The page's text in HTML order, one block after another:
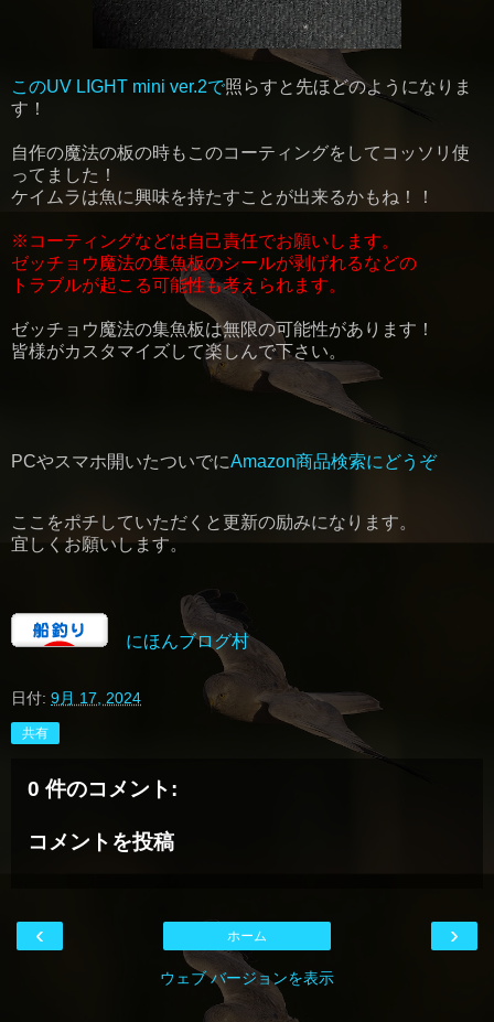
このUV LIGHT mini ver.2で照らすと先ほどのようになりま
す！
自作の魔法の板の時もこのコーティングをしてコッソリ使
ってました！
ケイムラは魚に興味を持たすことが出来るかもね！！
※コーティングなどは自己責任でお願いします。
ゼッチョウ魔法の集魚板のシールが剥げれるなどの
トラブルが起こる可能性も考えられます。
ゼッチョウ魔法の集魚板は無限の可能性があります！
皆様がカスタマイズして楽しんで下さい。
PCやスマホ開いたついでにAmazon商品検索にどうぞ
ここをポチしていただくと更新の励みになります。
宜しくお願いします。
にほんブログ村
日付: 9月 17, 2024
共有
0 件のコメント:
コメントを投稿
‹ ›
ホーム
ウェブ バージョンを表示